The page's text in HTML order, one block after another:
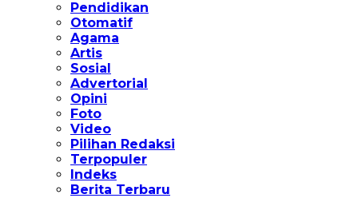
Pendidikan
Otomatif
Agama
Artis
Sosial
Advertorial
Opini
Foto
Video
Pilihan Redaksi
Terpopuler
Indeks
Berita Terbaru